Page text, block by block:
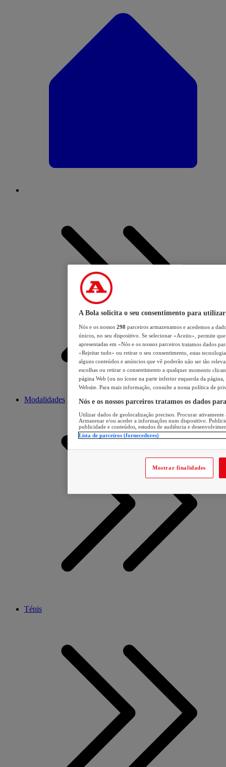
Modalidades
Ténis
A Bola solicita o seu consentimento para utilizar
Nós e os nossos 298 parceiros armazenamos e acedemos a
únicos, no seu dispositivo. Se selecionar «Aceito», permite
apresentadas em «Nós e os nossos parceiros tratamos dados
«Rejeitar tudo» ou retirar o seu consentimento, estas
alguns conteúdos e anúncios que vê poderão não ser tão
escolhas ou retirar o consentimento a qualquer momento
página Web (ou no ícone na parte inferior esquerda da página,
Website. Para mais informação, consulte a nossa política de
Nós e os nossos parceiros tratamos os dados
Utilizar dados de geolocalização precisos. Procurar
Armazenar e/ou aceder a informações num dispositivo.
publicidade e conteúdos, estudos de audiência e
Lista de parceiros (fornecedores)
Mostrar finalidades